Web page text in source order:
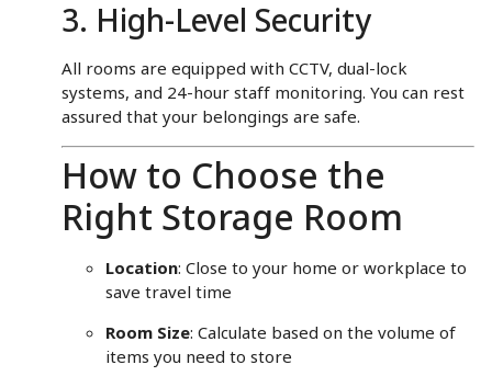
3. High-Level Security
All rooms are equipped with CCTV, dual-lock
systems, and 24-hour staff monitoring. You can rest
assured that your belongings are safe.
How to Choose the
Right Storage Room
Location: Close to your home or workplace to
save travel time
Room Size: Calculate based on the volume of
items you need to store